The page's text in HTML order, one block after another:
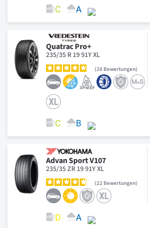
Quatrac Pro+
235/35 R 19 91Y XL
28 Bewertungen
Advan Sport V107
235/35 ZR 19 91Y XL
22 Bewertungen